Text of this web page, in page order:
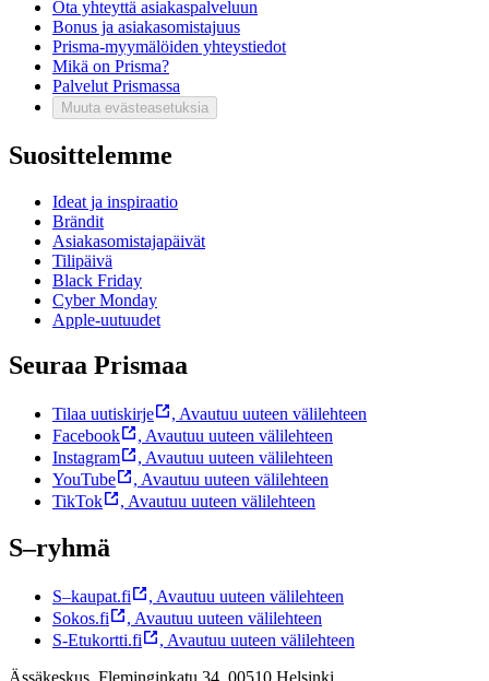
Ota yhteyttä asiakaspalveluun
Bonus ja asiakasomistajuus
Prisma-myymälöiden yhteystiedot
Mikä on Prisma?
Palvelut Prismassa
Muuta evästeasetuksia
Suosittelemme
Ideat ja inspiraatio
Brändit
Asiakasomistajapäivät
Tilipäivä
Black Friday
Cyber Monday
Apple-uutuudet
Seuraa Prismaa
Tilaa uutiskirje , Avautuu uuteen välilehteen
Facebook
, Avautuu uuteen välilehteen
Instagram
, Avautuu uuteen välilehteen
YouTube
, Avautuu uuteen välilehteen
TikTok
, Avautuu uuteen välilehteen
S–ryhmä
S–kaupat.fi , Avautuu uuteen välilehteen
Sokos.fi
, Avautuu uuteen välilehteen
S-Etukortti.fi
, Avautuu uuteen välilehteen